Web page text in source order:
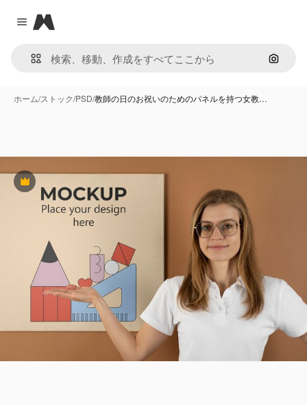
Close menu
Magnific
画像で
ホーム/ストック/PSD/教師の日のお祝いのためのパネルを持つ女教…
Premium